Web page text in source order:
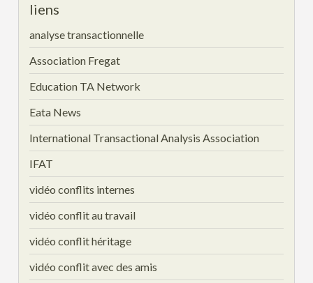
liens
analyse transactionnelle
Association Fregat
Education TA Network
Eata News
International Transactional Analysis Association
IFAT
vidéo conflits internes
vidéo conflit au travail
vidéo conflit héritage
vidéo conflit avec des amis